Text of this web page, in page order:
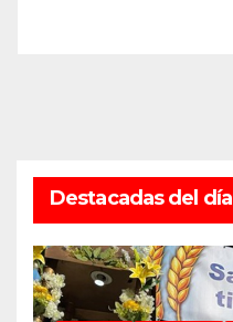
Destacadas del día